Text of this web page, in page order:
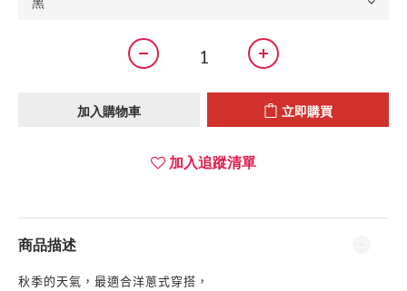
加入購物車 立即購買
加入追蹤清單
商品描述
秋季的天氣，最適合洋蔥式穿搭，